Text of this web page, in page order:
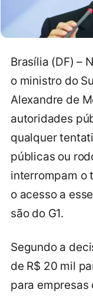
Brasília (DF) –
o ministro do
Alexandre de
autoridades
qualquer
públicas ou
interrompam o
o acesso a
são do G1.
Segundo a
de R$ 20 mil
para empresas